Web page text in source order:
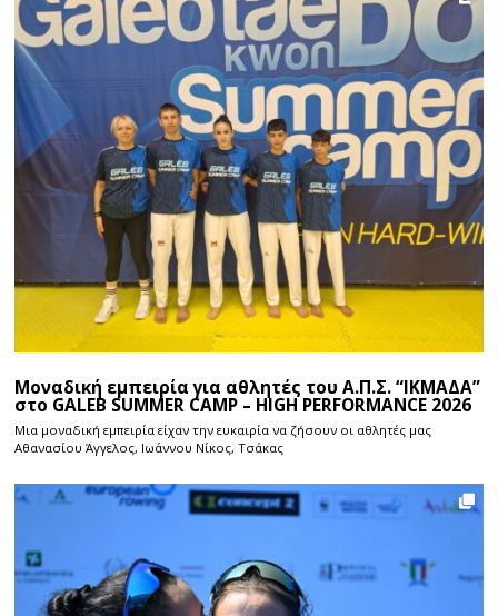
Μοναδική εμπειρία για αθλητές του Α.Π.Σ. “ΙΚΜΑΔΑ”
στο GALEB SUMMER CAMP – HIGH PERFORMANCE 2026
Μια μοναδική εμπειρία είχαν την ευκαιρία να ζήσουν οι αθλητές μας
Αθανασίου Άγγελος, Ιωάννου Νίκος, Τσάκας